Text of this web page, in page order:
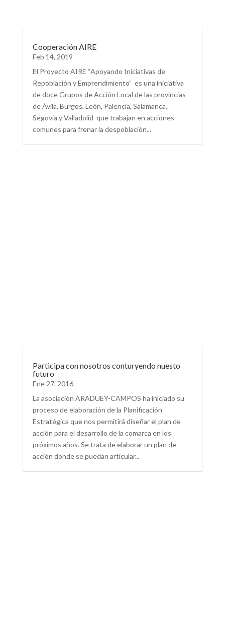
Cooperación AIRE
Feb 14, 2019
El Proyecto AIRE “Apoyando Iniciativas de
Repoblación y Emprendimiento” es una iniciativa
de doce Grupos de Acción Local de las provincias
de Ávila, Burgos, León, Palencia, Salamanca,
Segovia y Valladolid que trabajan en acciones
comunes para frenar la despoblación...
Participa con nosotros conturyendo nuesto
futuro
Ene 27, 2016
La asociación ARADUEY-CAMPOS ha iniciado su
proceso de elaboración de la Planificación
Estratégica que nos permitirá diseñar el plan de
acción para el desarrollo de la comarca en los
próximos años. Se trata de elaborar un plan de
acción donde se puedan articular...